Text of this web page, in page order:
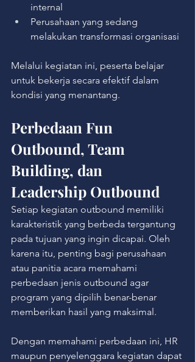
internal
Perusahaan yang sedang
melakukan transformasi organisasi
Melalui kegiatan ini, peserta belajar
untuk bekerja secara efektif dalam
kondisi yang menantang.
Perbedaan Fun
Outbound, Team
Building, dan
Leadership Outbound
Setiap kegiatan outbound memiliki
karakteristik yang berbeda tergantung
pada tujuan yang ingin dicapai. Oleh
karena itu, penting bagi perusahaan
atau panitia acara memahami
perbedaan jenis outbound agar
program yang dipilih benar-benar
memberikan hasil yang maksimal.
Dengan memahami perbedaan ini, HR
maupun penyelenggara kegiatan dapat